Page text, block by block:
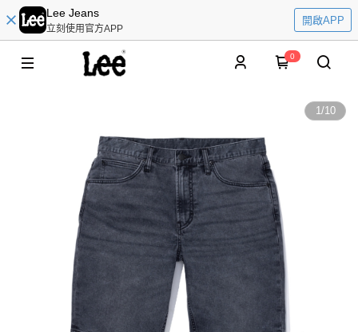
Lee Jeans
立刻使用官方APP
開啟APP
0
1/10